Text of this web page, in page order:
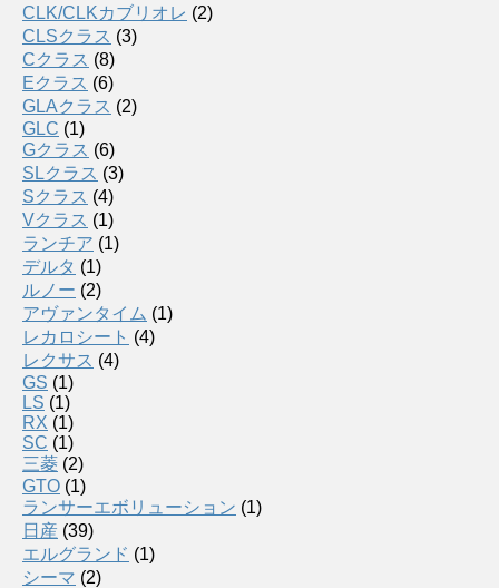
CLK/CLKカブリオレ (2)
CLSクラス (3)
Cクラス (8)
Eクラス (6)
GLAクラス (2)
GLC (1)
Gクラス (6)
SLクラス (3)
Sクラス (4)
Vクラス (1)
ランチア (1)
デルタ (1)
ルノー (2)
アヴァンタイム (1)
レカロシート (4)
レクサス (4)
GS (1)
LS (1)
RX (1)
SC (1)
三菱 (2)
GTO (1)
ランサーエボリューション (1)
日産 (39)
エルグランド (1)
シーマ (2)